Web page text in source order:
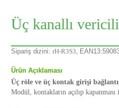
Üç kanallı
Sipariş dizini: rH-R3S3,
Ürün Açıklaması
Üç röle ve üç kontak girişi
Modül, kontakların açılıp